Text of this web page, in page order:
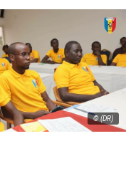
© (DR)